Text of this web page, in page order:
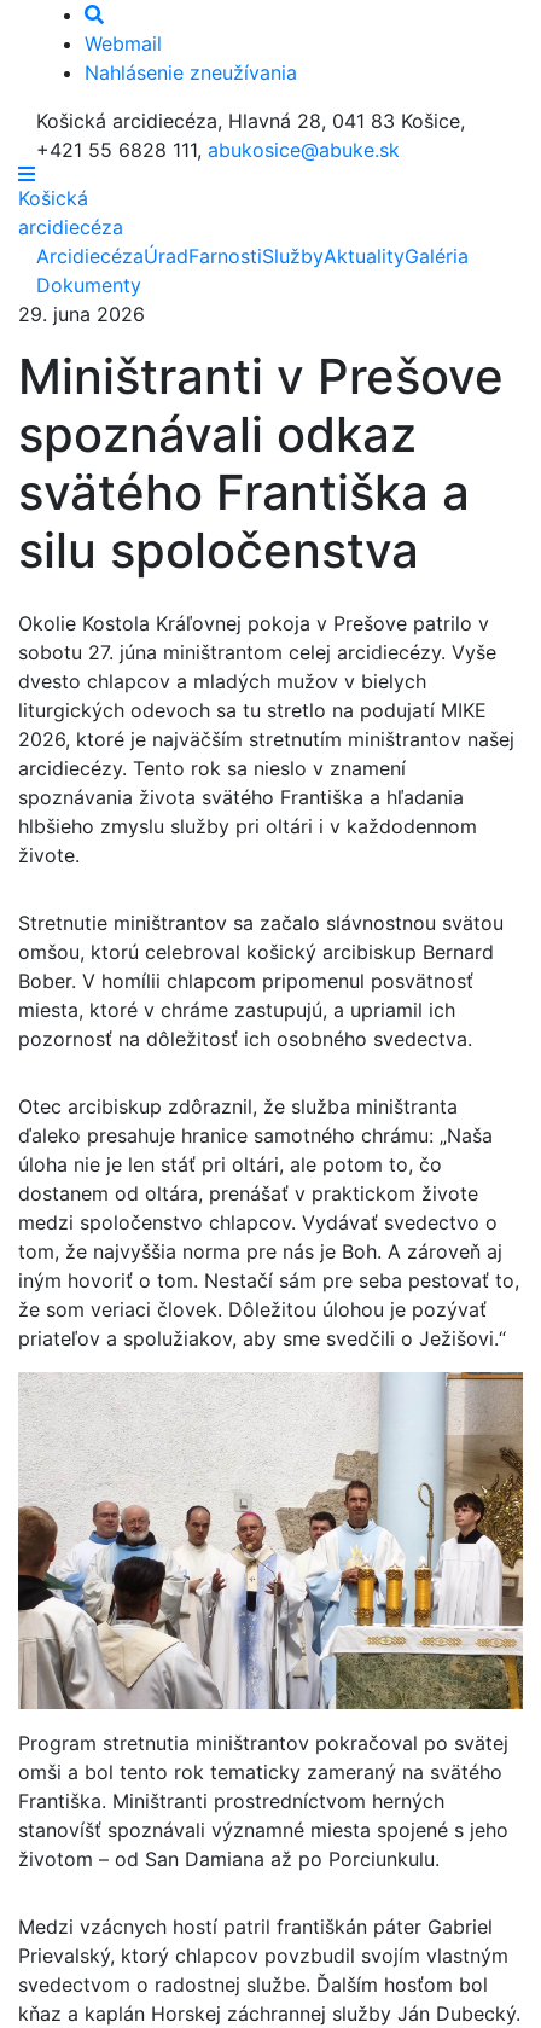
Webmail
Nahlásenie zneužívania
Košická arcidiecéza, Hlavná 28, 041 83 Košice,
+421 55 6828 111, abukosice@abuke.sk
Košická
arcidiecéza
ArcidiecézaÚradFarnostiSlužbyAktualityGaléria
Dokumenty
29. juna 2026
Miništranti v Prešove
spoznávali odkaz
svätého Františka a
silu spoločenstva
Okolie Kostola Kráľovnej pokoja v Prešove patrilo v
sobotu 27. júna miništrantom celej arcidiecézy. Vyše
dvesto chlapcov a mladých mužov v bielych
liturgických odevoch sa tu stretlo na podujatí MIKE
2026, ktoré je najväčším stretnutím miništrantov našej
arcidiecézy. Tento rok sa nieslo v znamení
spoznávania života svätého Františka a hľadania
hlbšieho zmyslu služby pri oltári i v každodennom
živote.
Stretnutie miništrantov sa začalo slávnostnou svätou
omšou, ktorú celebroval košický arcibiskup Bernard
Bober. V homílii chlapcom pripomenul posvätnosť
miesta, ktoré v chráme zastupujú, a upriamil ich
pozornosť na dôležitosť ich osobného svedectva.
Otec arcibiskup zdôraznil, že služba miništranta
ďaleko presahuje hranice samotného chrámu: „Naša
úloha nie je len stáť pri oltári, ale potom to, čo
dostanem od oltára, prenášať v praktickom živote
medzi spoločenstvo chlapcov. Vydávať svedectvo o
tom, že najvyššia norma pre nás je Boh. A zároveň aj
iným hovoriť o tom. Nestačí sám pre seba pestovať to,
že som veriaci človek. Dôležitou úlohou je pozývať
priateľov a spolužiakov, aby sme svedčili o Ježišovi.“
Program stretnutia miništrantov pokračoval po svätej
omši a bol tento rok tematicky zameraný na svätého
Františka. Miništranti prostredníctvom herných
stanovíšť spoznávali významné miesta spojené s jeho
životom – od San Damiana až po Porciunkulu.
Medzi vzácnych hostí patril františkán páter Gabriel
Prievalský, ktorý chlapcov povzbudil svojím vlastným
svedectvom o radostnej službe. Ďalším hosťom bol
kňaz a kaplán Horskej záchrannej služby Ján Dubecký.